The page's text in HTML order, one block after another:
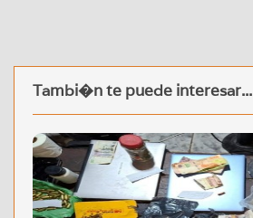
Tambi�n te puede interesar...